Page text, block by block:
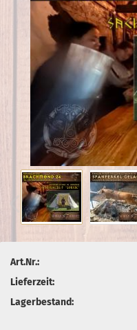
Art.Nr.:
Lieferzeit:
Lagerbestand: